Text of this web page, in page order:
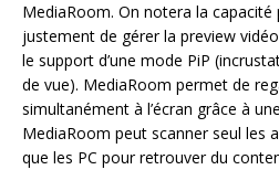
MediaRoom. On notera la
justement de gérer la preview
le support d’une mode PiP
de vue). MediaRoom permet de
simultanément à l’écran grâce à
MediaRoom peut scanner seul les
que les PC pour retrouver du